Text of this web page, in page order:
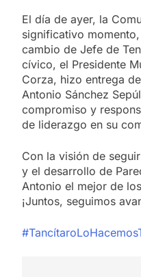
El día de ayer, la
significativo
cambio de Jefe de
cívico, el Presidente
Corza, hizo entrega
Antonio Sánchez
compromiso y
de liderazgo en su
Con la visión de
y el desarrollo de
Antonio el mejor de
¡Juntos, seguimos